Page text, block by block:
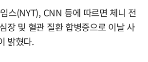
스(NYT), CNN 등에 따르면 체니 전
장 및 혈관 질환 합병증으로 이날 사
밝혔다.